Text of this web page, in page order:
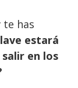
te has
estará
en los